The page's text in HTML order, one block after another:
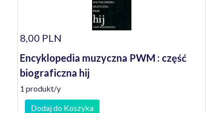
8,00 PLN
Encyklopedia muzyczna PWM : część
biograficzna hij
1 produkt/y
Dodaj do Koszyka